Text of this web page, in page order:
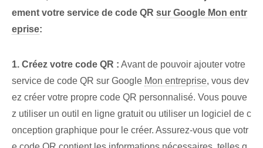
ement votre service de code QR sur Google Mon entr
eprise:
1. Créez votre code QR : Avant de pouvoir ajouter votre
service de code QR sur Google Mon entreprise, vous dev
ez créer votre propre code QR personnalisé. Vous pouve
z utiliser un outil en ligne gratuit ou utiliser un logiciel de c
onception graphique pour le créer. Assurez-vous que votr